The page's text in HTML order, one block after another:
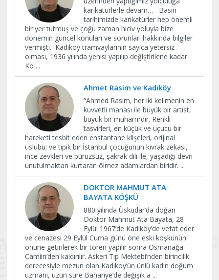
karikatürlerle devam… Basın
tarihimizde karikatürler hep önemli
bir yer tutmuş ve çoğu zaman hiciv yoluyla bize
dönemin güncel konuları ve sorunları hakkında bilgiler
vermişti. Kadıköy tramvaylarının sayıca yetersiz
olması, 1936 yılında yenisi yapılıp değiştirilene kadar
Kö ...
Ahmet Rasim ve Kadıköy
“Ahmed Rasim, her iki kelimenin en
kuvvetli manası ile büyük bir artist,
büyük bir muharrirdir. Renkli
tasvirleri, en küçük ve uçucu bir
hareketi tesbit eden enstantane klişeleri, orijinal
üslubu; ve tipik bir İstanbul çocuğunun kıvrak zekası,
ince zevkleri ve pürüzsüz, şakrak dili ile, yaşadığı devri
unutulmaktan kurtaran ölmez adamlardan biridir. ...
DOKTOR MAHMUT ATA
BAYATA KÖŞKÜ
880 yılında Üsküdar’da doğan
Doktor Mahmut Ata Bayata, 28
Eylül 1967’de Kadıköy’de vefat eder
ve cenazesi 29 Eylül Cuma günü öne eski köşkünün
önüne getirilerek bir tören yapılır sonra Osmanağa
Camiin’den kaldırılır. Askeri Tıp Mektebi’nden birincilik
derecesiyle mezun olan Kadıköy’ün ünlü kadın doğum
uzmanı, uzun süre Bahariye’de değişik a ...